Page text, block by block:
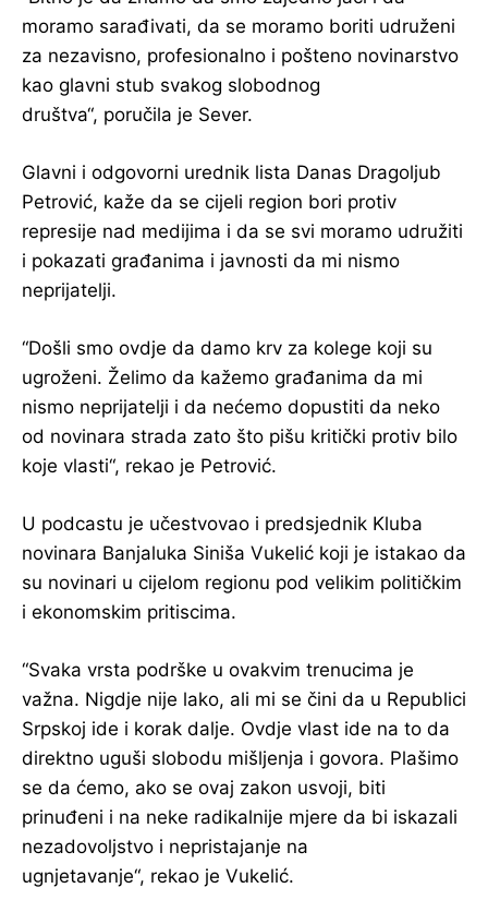
moramo sarađivati, da se moramo boriti udruženi
za nezavisno, profesionalno i pošteno novinarstvo
kao glavni stub svakog slobodnog
društva“, poručila je Sever.
Glavni i odgovorni urednik lista Danas Dragoljub
Petrović, kaže da se cijeli region bori protiv
represije nad medijima i da se svi moramo udružiti
i pokazati građanima i javnosti da mi nismo
neprijatelji.
“Došli smo ovdje da damo krv za kolege koji su
ugroženi. Želimo da kažemo građanima da mi
nismo neprijatelji i da nećemo dopustiti da neko
od novinara strada zato što pišu kritički protiv bilo
koje vlasti“, rekao je Petrović.
U podcastu je učestvovao i predsjednik Kluba
novinara Banjaluka Siniša Vukelić koji je istakao da
su novinari u cijelom regionu pod velikim političkim
i ekonomskim pritiscima.
“Svaka vrsta podrške u ovakvim trenucima je
važna. Nigdje nije lako, ali mi se čini da u Republici
Srpskoj ide i korak dalje. Ovdje vlast ide na to da
direktno uguši slobodu mišljenja i govora. Plašimo
se da ćemo, ako se ovaj zakon usvoji, biti
prinuđeni i na neke radikalnije mjere da bi iskazali
nezadovoljstvo i nepristajanje na
ugnjetavanje“, rekao je Vukelić.